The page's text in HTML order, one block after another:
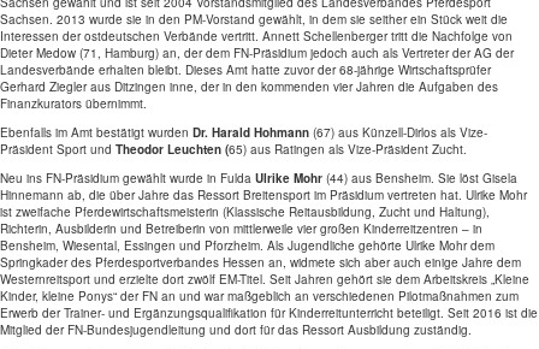
Sachsen. 2013 wurde sie in den PM-Vorstand gewählt, in dem sie seither ein Stück weit die
Interessen der ostdeutschen Verbände vertritt. Annett Schellenberger tritt die Nachfolge von
Dieter Medow (71, Hamburg) an, der dem FN-Präsidium jedoch auch als Vertreter der AG der
Landesverbände erhalten bleibt. Dieses Amt hatte zuvor der 68-jährige Wirtschaftsprüfer
Gerhard Ziegler aus Ditzingen inne, der in den kommenden vier Jahren die Aufgaben des
Finanzkurators übernimmt.
Ebenfalls im Amt bestätigt wurden Dr. Harald Hohmann (67) aus Künzell-Dirlos als Vize-
Präsident Sport und Theodor Leuchten (65) aus Ratingen als Vize-Präsident Zucht.
Neu ins FN-Präsidium gewählt wurde in Fulda Ulrike Mohr (44) aus Bensheim. Sie löst Gisela
Hinnemann ab, die über Jahre das Ressort Breitensport im Präsidium vertreten hat. Ulrike Mohr
ist zweifache Pferdewirtschaftsmeisterin (Klassische Reitausbildung, Zucht und Haltung),
Richterin, Ausbilderin und Betreiberin von mittlerweile vier großen Kinderreitzentren – in
Bensheim, Wiesental, Essingen und Pforzheim. Als Jugendliche gehörte Ulrike Mohr dem
Springkader des Pferdesportverbandes Hessen an, widmete sich aber auch einige Jahre dem
Westernreitsport und erzielte dort zwölf EM-Titel. Seit Jahren gehört sie dem Arbeitskreis „Kleine
Kinder, kleine Ponys“ der FN an und war maßgeblich an verschiedenen Pilotmaßnahmen zum
Erwerb der Trainer- und Ergänzungsqualifikation für Kinderreitunterricht beteiligt. Seit 2016 ist die
Mitglied der FN-Bundesjugendleitung und dort für das Ressort Ausbildung zuständig.